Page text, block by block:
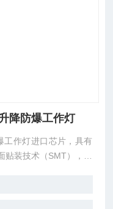
降防爆工作灯
工作灯进口芯片，具有
装技术（SMT），大
统特点]具采用横流驱